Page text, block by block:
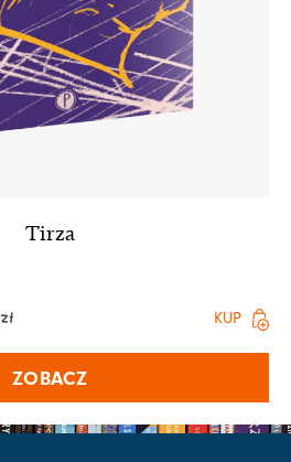
Tirza
zł KUP
ZOBACZ